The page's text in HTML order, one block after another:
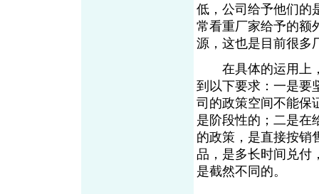
低，公司给予他们的
常看重厂家给予的额
源，这也是目前很多
在具体的运用上，
到以下要求：一是要
司的政策空间不能保
是阶段性的；二是在
的政策，是直接按销
品，是多长时间兑付
是截然不同的。